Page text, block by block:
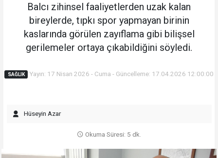
Balcı zihinsel faaliyetlerden uzak kalan
bireylerde, tıpkı spor yapmayan birinin
kaslarında görülen zayıflama gibi bilişsel
gerilemeler ortaya çıkabildiğini söyledi.
SAĞLIK Yayın: 17 Nisan 2026 - Cuma - Güncelleme: 17.04.2026 12:00:00
Hüseyin Azar
Okuma Süresi: 5 dk.